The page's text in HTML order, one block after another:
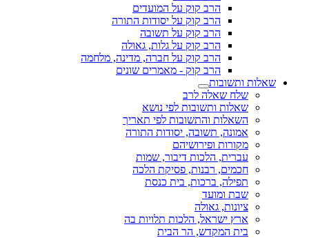
הרב קוק על המועדים
הרב קוק על יסודות התורה
הרב קוק על תשובה
הרב קוק על גלות, גאולה
הרב קוק על חברה, מדינה, מלחמה
הרב קוק - מאמרים שונים
שאלות ותשובות
שלח שאלה לרב
שאלות ותשובות לפי נושא
השאלות והתשובות לפי תאריך
אמונה, תשובה, יסודות התורה
מקורות ופירושיהם
עברית, הלכות דיבור, שמות
חכמים, רבנות, פסיקת הלכה
תפילה, ברכות, בית כנסת
שבת ומועד
ציונות, גאולה
ארץ ישראל, הלכות תלויות בה
בית המקדש, הר הבית